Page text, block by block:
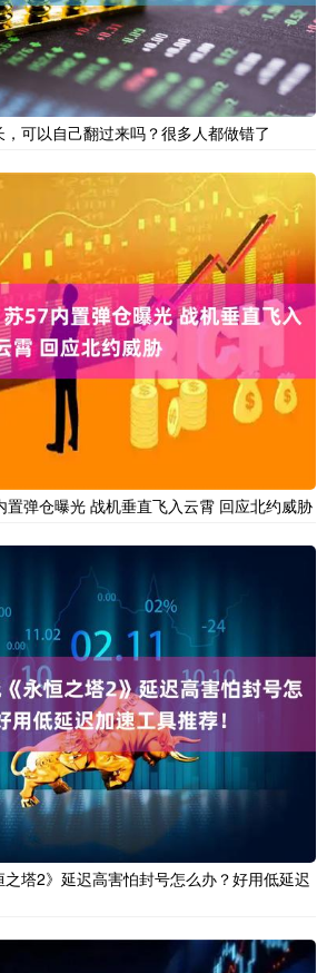
可以自己翻过来吗？很多人都做错了
置弹仓曝光 战机垂直飞入云霄 回应北约威胁
塔2》延迟高害怕封号怎么办？好用低延迟